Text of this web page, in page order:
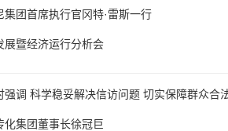
团首席执行官冈特·雷斯一行
展暨经济运行分析会
强调 科学稳妥解决信访问题 切实保障群众合
化集团董事长徐冠巨